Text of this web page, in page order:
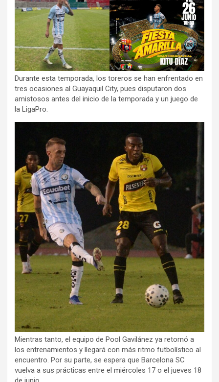
Durante esta temporada, los toreros se han enfrentado en
tres ocasiones al Guayaquil City, pues disputaron dos
amistosos antes del inicio de la temporada y un juego de
la LigaPro.
Mientras tanto, el equipo de Pool Gavilánez ya retornó a
los entrenamientos y llegará con más ritmo futbolístico al
encuentro. Por su parte, se espera que Barcelona SC
vuelva a sus prácticas entre el miércoles 17 o el jueves 18